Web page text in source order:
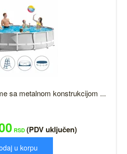
sa metalnom konstrukcijom ...
RSD (PDV uključen)
u korpu